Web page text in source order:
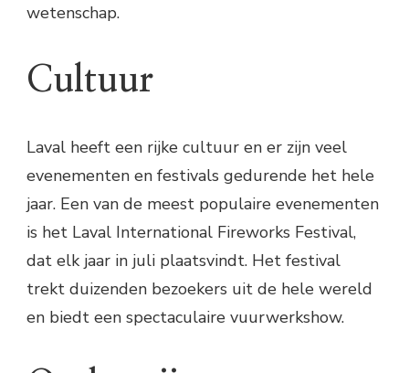
wetenschap.
Cultuur
Laval heeft een rijke cultuur en er zijn veel
evenementen en festivals gedurende het hele
jaar. Een van de meest populaire evenementen
is het Laval International Fireworks Festival,
dat elk jaar in juli plaatsvindt. Het festival
trekt duizenden bezoekers uit de hele wereld
en biedt een spectaculaire vuurwerkshow.